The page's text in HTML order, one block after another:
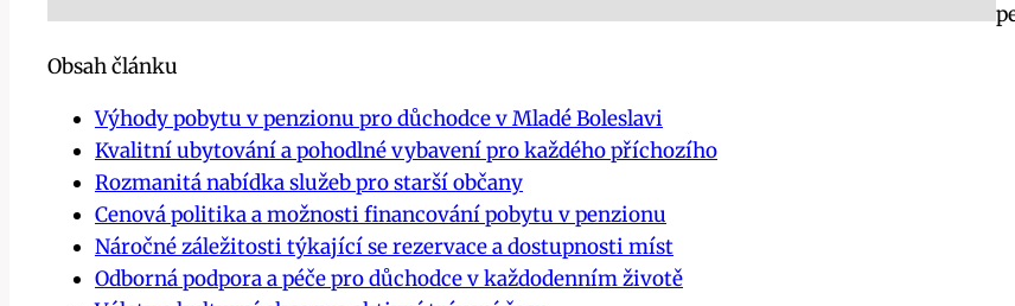
Obsah článku
Výhody pobytu v penzionu pro důchodce v Mladé Boleslavi
Kvalitní ubytování a pohodlné vybavení pro každého příchozího
Rozmanitá nabídka služeb pro starší občany
Cenová politika a možnosti financování pobytu v penzionu
Náročné záležitosti týkající se rezervace a dostupnosti míst
Odborná podpora a péče pro důchodce v každodenním životě